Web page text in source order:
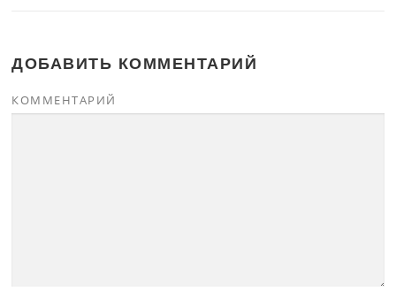
ДОБАВИТЬ КОММЕНТАРИЙ
КОММЕНТАРИЙ